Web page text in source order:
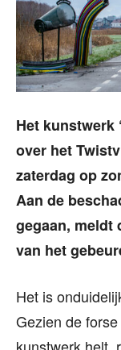
Het kunstwerk
over het
zaterdag op
Aan de
gegaan, meldt
van het
Het is
Gezien de